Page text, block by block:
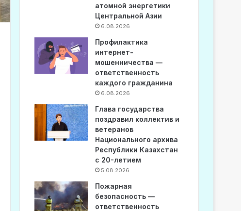
атомной энергетики
Центральной Азии
6.08.2026
Профилактика
интернет-
мошенничества —
ответственность
каждого гражданина
6.08.2026
Глава государства
поздравил коллектив и
ветеранов
Национального архива
Республики Казахстан
с 20-летием
5.08.2026
Пожарная
безопасность —
ответственность